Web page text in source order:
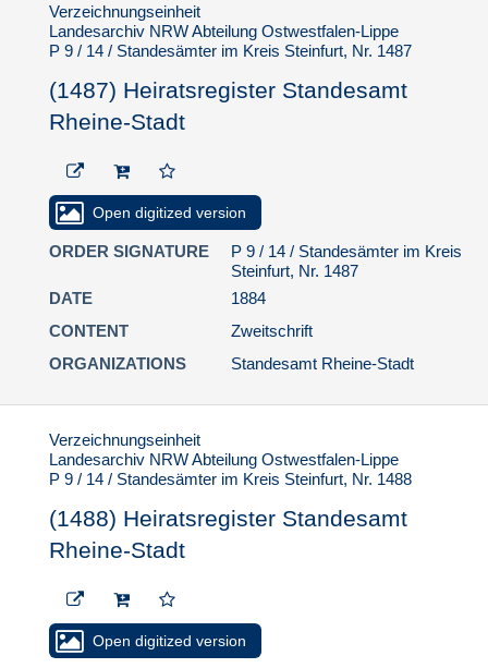
Stadt
(1507) Heiratsregister
Standesamt Rheine-
Stadt
(1510) Heiratsregister
Stadt
(1511) Heiratsregister
Stadt
Standesamt Rheine-
Stadt
(1513) Heiratsregister
Verzeichnungseinheit
Landesarchiv NRW Abteilung Ostwestfalen-Lippe
P 9 / 14 / Standesämter im Kreis Steinfurt, Nr. 1487
(1487) Heiratsregister Standesamt
Rheine-Stadt
Open digitized version
ORDER SIGNATURE
P 9 / 14 / Standesämter im Kreis
Steinfurt, Nr. 1487
DATE
1884
CONTENT
Zweitschrift
ORGANIZATIONS
Standesamt Rheine-Stadt
Verzeichnungseinheit
Landesarchiv NRW Abteilung Ostwestfalen-Lippe
P 9 / 14 / Standesämter im Kreis Steinfurt, Nr. 1488
(1488) Heiratsregister Standesamt
Rheine-Stadt
Open digitized version